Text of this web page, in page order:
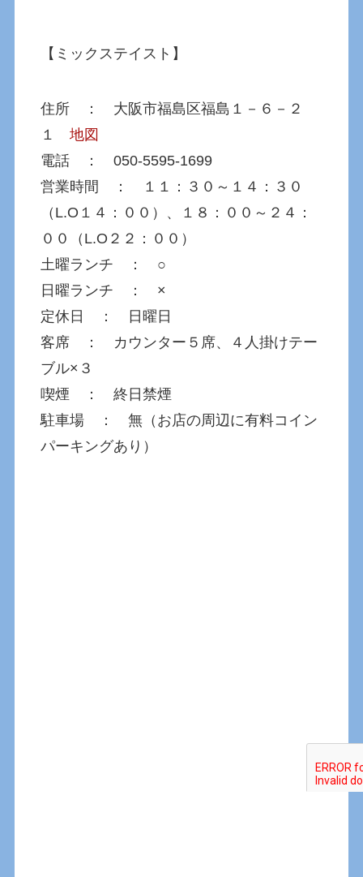
【ミックステイスト】
住所 ： 大阪市福島区福島１－６－２
１地図
電話 ： 050-5595-1699
営業時間 ： １１：３０～１４：３０
（L.O１４：００）、１８：００～２４：
００（L.O２２：００）
土曜ランチ ： ○
日曜ランチ ： ×
定休日 ： 日曜日
客席 ： カウンター５席、４人掛けテー
ブル×３
喫煙 ： 終日禁煙
駐車場 ： 無（お店の周辺に有料コイン
パーキングあり）